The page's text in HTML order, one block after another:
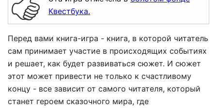
Квестбука.
Перед вами книга-игра - книга, в которой читатель
сам принимает участие в происходящих событиях
и решает, как будет развиваться сюжет. И сюжет
этот может привести не только к счастливому
концу - все зависит от самого читателя, который
станет героем сказочного мира, где